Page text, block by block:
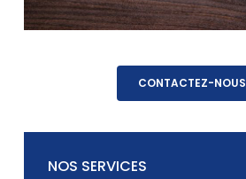
CONTACTEZ-NOUS
NOS SERVICES